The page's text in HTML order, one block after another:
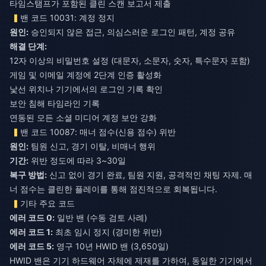
타임스탬프가 포함된 클린 스캔 보고서 제출
밴 코드 10031: 계정 정지
원인: 승인되지 않은 접근, 의심스러운 로그인 패턴, 계정 공유
해결 단계:
12자 이상의 비밀번호 설정 (대문자, 소문자, 숫자, 특수문자 포함)
게임 및 이메일 계정에 2단계 인증 활성화
낯선 위치나 기기에서의 로그인 기록 확인
보안 침해 타임라인 기록
연동된 모든 소셜 미디어 계정 보안 강화
밴 코드 10087: 매너 점수(신용 점수) 위반
원인: 팀원 신고, 경기 이탈, 비매너 행위
기간: 위반 정도에 따라 3~30일
복구 방법: 신고 없이 경기 완료, 팀원 지원, 공격적인 채팅 자제. 매
너 점수는 클린한 플레이를 통해 점진적으로 회복됩니다.
기타 주요 코드
에러 코드 0: 일반 밴 (수동 검토 사례)
에러 코드 1: 최초 임시 정지 (경미한 위반)
에러 코드 5: 영구 10년 HWID 밴 (3,650일)
HWID 밴은 기기 하드웨어 자체에 제재를 가하여, 동일한 기기에서